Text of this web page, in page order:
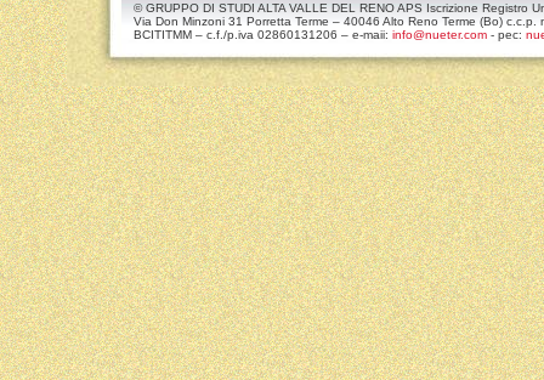
© GRUPPO DI STUDI ALTA VALLE DEL RENO APS Iscrizione Registro
Via Don Minzoni 31 Porretta Terme – 40046 Alto Reno Terme (Bo)
BCITITMM – c.f./p.iva 02860131206 – e-maii: info@nueter.com - pec: